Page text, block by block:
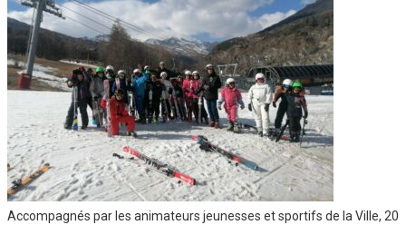
Accompagnés par les animateurs jeunesses et sportifs de la Ville, 20